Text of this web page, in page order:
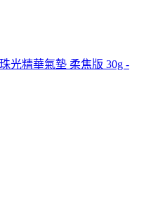
光精華氣墊 柔焦版 30g -